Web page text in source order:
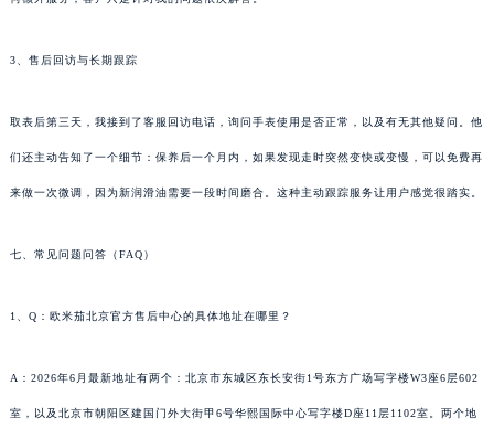
3、售后回访与长期跟踪
取表后第三天，我接到了客服回访电话，询问手表使用是否正常，以及有无其他疑问。他
们还主动告知了一个细节：保养后一个月内，如果发现走时突然变快或变慢，可以免费再
来做一次微调，因为新润滑油需要一段时间磨合。这种主动跟踪服务让用户感觉很踏实。
七、常见问题问答（FAQ）
1、Q：欧米茄北京官方售后中心的具体地址在哪里？
A：2026年6月最新地址有两个：北京市东城区东长安街1号东方广场写字楼W3座6层602
室，以及北京市朝阳区建国门外大街甲6号华熙国际中心写字楼D座11层1102室。两个地